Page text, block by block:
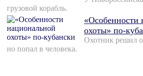
грузовой корабль.
«Особенности
охоты» по-
Охотник решил
но попал в человека.